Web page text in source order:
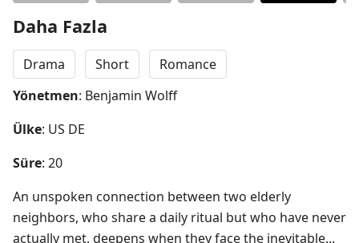
Daha Fazla
Drama Short
Romance
Yönetmen: Benjamin Wolff
Ülke: US DE
Süre: 20
An unspoken connection between two elderly
neighbors, who share a daily ritual but who have never
actually met, deepens when they face the inevitable...